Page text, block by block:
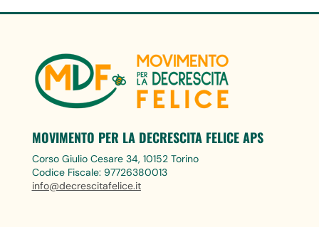
MOVIMENTO PER LA DECRESCITA FELICE APS
Corso Giulio Cesare 34, 10152 Torino
Codice Fiscale: 97726380013
info@decrescitafelice.it